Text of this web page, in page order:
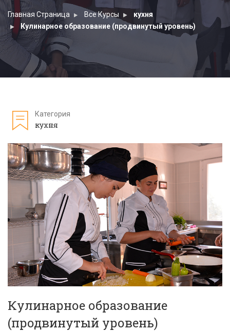
Главная Страница Все Курсы
кухня
Кулинарное образование (продвинутый уровень)
Категория
кухня
Кулинарное образование
(продвинутый уровень)